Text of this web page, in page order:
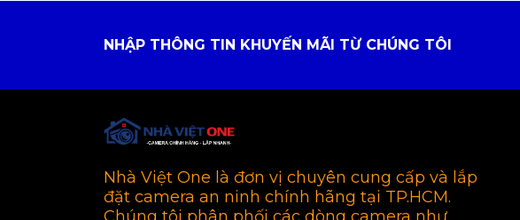
NHẬP THÔNG TIN KHUYẾN MÃI TỪ CHÚNG TÔI
Nhà Việt One là đơn vị chuyên cung cấp và lắp
đặt camera an ninh chính hãng tại TP.HCM.